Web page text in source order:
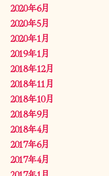
2020年6月
2020年5月
2020年1月
2019年1月
2018年12月
2018年11月
2018年10月
2018年9月
2018年4月
2017年6月
2017年4月